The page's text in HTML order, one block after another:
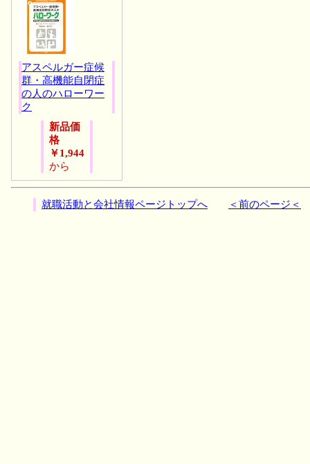
アスペルガー症候
群・高機能自閉症
の人のハローワー
ク
新品価
格
￥1,944
から
就職活動と会社情報ページトップへ ＜前のページ＜